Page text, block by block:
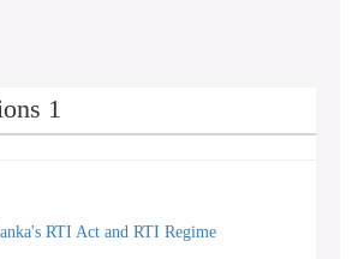
1
RTI Act and RTI Regime